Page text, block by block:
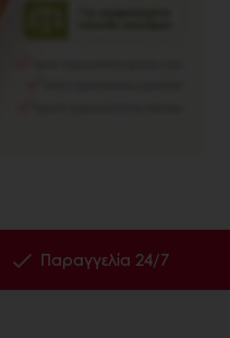
Παραγγελία 24/7